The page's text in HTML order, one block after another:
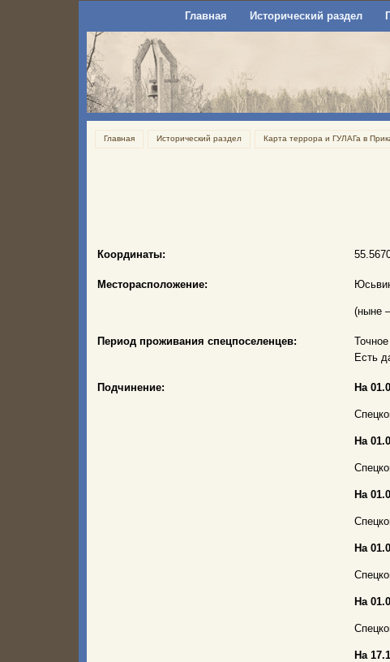
Главная Исторический раздел
Главная Исторический раздел Карта террора и ГУЛАГа в
Координаты:
Месторасположение:
(ныне
Период проживания спецпоселенцев:
Есть
Подчинение: На
На
На
На
На
На